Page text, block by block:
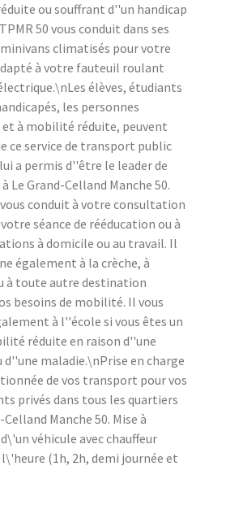
ou souffrant d''un handicap
50 vous conduit dans ses
climatisés pour votre
à votre fauteuil roulant
élèves, étudiants
les personnes
à mobilité réduite, peuvent
ce service de transport public
a permis d''être le leader de
Le Grand-Celland Manche 50.
conduit à votre consultation
séance de rééducation ou à
à domicile ou au travail. Il
également à la crèche, à
à toute autre destination
besoins de mobilité. Il vous
à l''école si vous êtes un
réduite en raison d''une
maladie.\nPrise en charge
de vos transport pour vos
privés dans tous les quartiers
Celland Manche 50. Mise à
véhicule avec chauffeur
(1h, 2h, demi journée et